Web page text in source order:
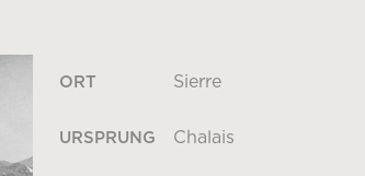
ORT Sierre
URSPRUNG Chalais